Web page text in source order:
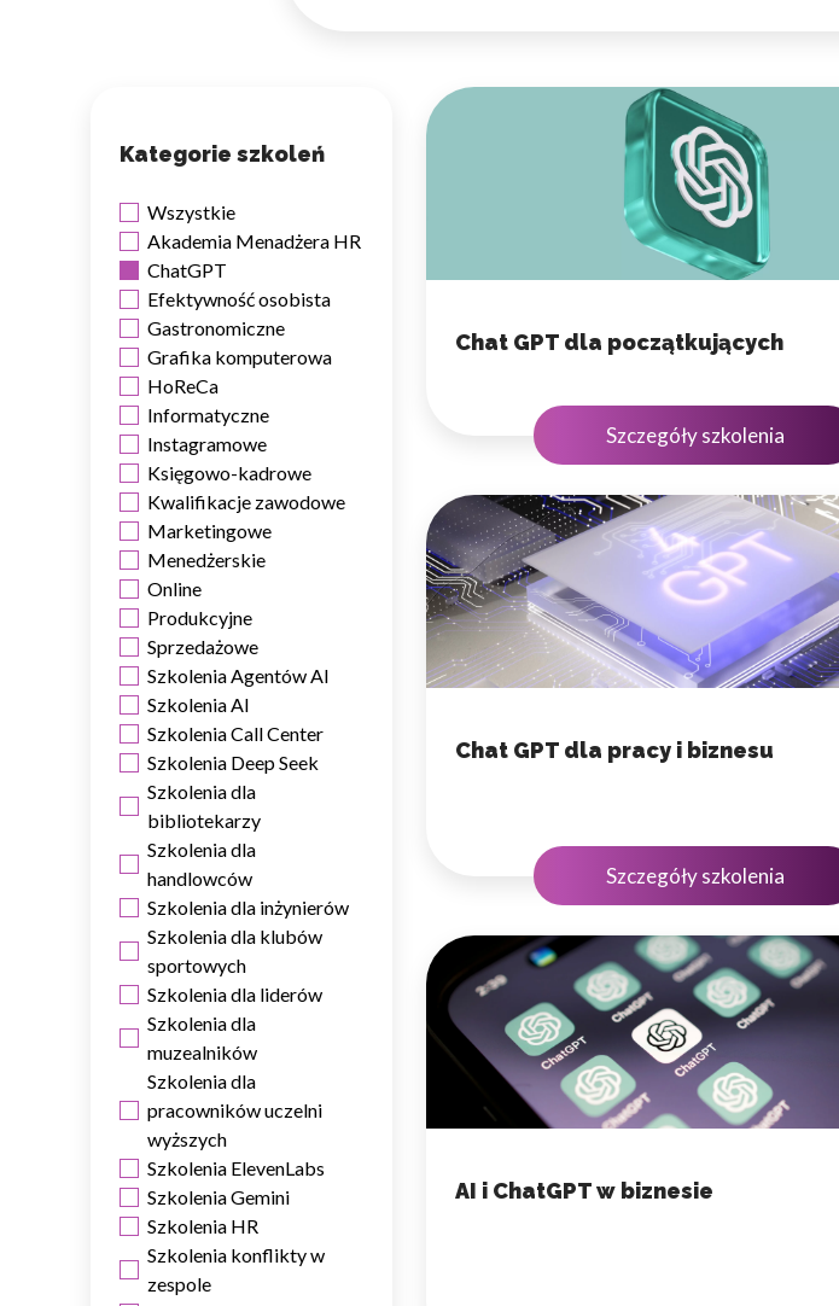
Kategorie szkoleń
Wszystkie
Akademia Menadżera HR
ChatGPT
Efektywność osobista
Gastronomiczne
Grafika komputerowa
HoReCa
Informatyczne
Instagramowe
Księgowo-kadrowe
Kwalifikacje zawodowe
Marketingowe
Menedżerskie
Online
Produkcyjne
Sprzedażowe
Szkolenia Agentów AI
Szkolenia AI
Szkolenia Call Center
Szkolenia Deep Seek
Szkolenia dla
bibliotekarzy
Szkolenia dla
handlowców
Szkolenia dla inżynierów
Szkolenia dla klubów
sportowych
Szkolenia dla liderów
Szkolenia dla
muzealników
Szkolenia dla
pracowników uczelni
wyższych
Szkolenia ElevenLabs
Szkolenia Gemini
Szkolenia HR
Szkolenia konflikty w
zespole
Chat GPT dla początkujących
Szczegóły szkolenia
Chat GPT dla pracy i biznesu
Szczegóły szkolenia
AI i ChatGPT w biznesie